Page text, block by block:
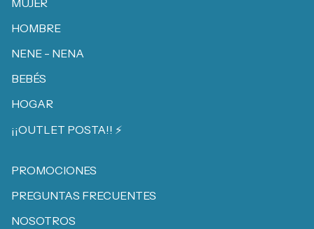
MUJER
HOMBRE
NENE - NENA
BEBÉS
HOGAR
¡¡OUTLET POSTA!! ⚡️
PROMOCIONES
PREGUNTAS FRECUENTES
NOSOTROS